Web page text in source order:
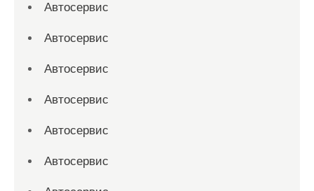
Автосервис
Автосервис
Автосервис
Автосервис
Автосервис
Автосервис